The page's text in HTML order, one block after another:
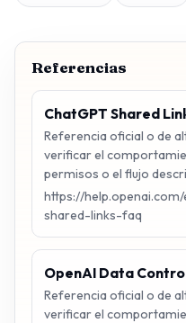
Referencias
ChatGPT Shared
Referencia oficial o de
verificar el
permisos o el flujo
https://
shared-links-faq
OpenAI Data
Referencia oficial o de
verificar el